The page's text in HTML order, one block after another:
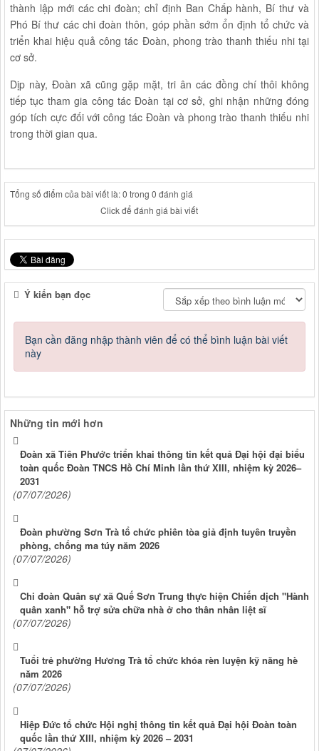
thành lập mới các chi đoàn; chỉ định Ban Chấp hành, Bí thư và
Phó Bí thư các chi đoàn thôn, góp phần sớm ổn định tổ chức và
triển khai hiệu quả công tác Đoàn, phong trào thanh thiếu nhi tại
cơ sở.
Dịp này, Đoàn xã cũng gặp mặt, tri ân các đồng chí thôi không
tiếp tục tham gia công tác Đoàn tại cơ sở, ghi nhận những đóng
góp tích cực đối với công tác Đoàn và phong trào thanh thiếu nhi
trong thời gian qua.
Tổng số điểm của bài viết là: 0 trong 0 đánh giá
Click để đánh giá bài viết
Ý kiến bạn đọc
Bạn cần đăng nhập thành viên để có thể bình luận bài viết
này
Những tin mới hơn
Đoàn xã Tiên Phước triển khai thông tin kết quả Đại hội đại biểu
toàn quốc Đoàn TNCS Hồ Chí Minh lần thứ XIII, nhiệm kỳ 2026–
2031
(07/07/2026)
Đoàn phường Sơn Trà tổ chức phiên tòa giả định tuyên truyền
phòng, chống ma túy năm 2026
(07/07/2026)
Chi đoàn Quân sự xã Quế Sơn Trung thực hiện Chiến dịch "Hành
quân xanh" hỗ trợ sửa chữa nhà ở cho thân nhân liệt sĩ
(07/07/2026)
Tuổi trẻ phường Hương Trà tổ chức khóa rèn luyện kỹ năng hè
năm 2026
(07/07/2026)
Hiệp Đức tổ chức Hội nghị thông tin kết quả Đại hội Đoàn toàn
quốc lần thứ XIII, nhiệm kỳ 2026 – 2031